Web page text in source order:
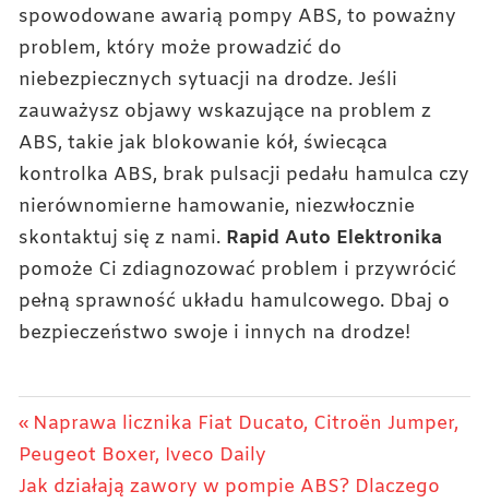
spowodowane awarią pompy ABS, to poważny
problem, który może prowadzić do
niebezpiecznych sytuacji na drodze. Jeśli
zauważysz objawy wskazujące na problem z
ABS, takie jak blokowanie kół, świecąca
kontrolka ABS, brak pulsacji pedału hamulca czy
nierównomierne hamowanie, niezwłocznie
skontaktuj się z nami. Rapid Auto Elektronika
pomoże Ci zdiagnozować problem i przywrócić
pełną sprawność układu hamulcowego. Dbaj o
bezpieczeństwo swoje i innych na drodze!
Nawigacja
wpisu
Previous
Post:
Naprawa licznika Fiat Ducato, Citroën Jumper,
Peugeot Boxer, Iveco Daily
Next
Jak działają zawory w pompie ABS? Dlaczego